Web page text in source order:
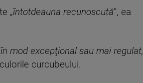
„întotdeauna recunoscută”, ea
mod excepţional sau mai regulat,
curcubeului.